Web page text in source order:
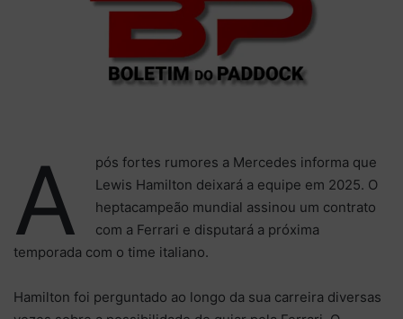
A
pós fortes rumores a Mercedes informa que
Lewis Hamilton deixará a equipe em 2025. O
heptacampeão mundial assinou um contrato
com a Ferrari e disputará a próxima
temporada com o time italiano.
Hamilton foi perguntado ao longo da sua carreira diversas